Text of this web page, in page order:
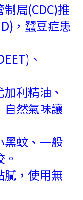
局(CDC)推
，蠶豆症患
、
利精油、
自然氣味讓
黑蚊、一般
膩，使用無